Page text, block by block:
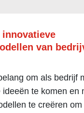
innovatieve
van
om als bedrijf
ideeën te komen en
te creëren